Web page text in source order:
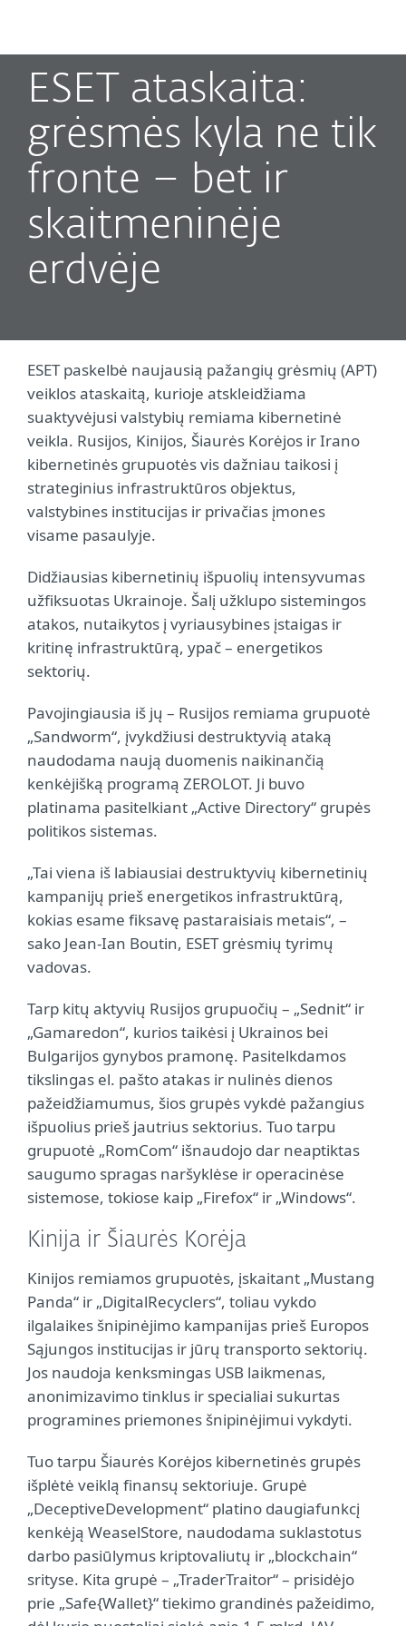
ESET ataskaita:
grėsmės kyla ne tik
fronte – bet ir
skaitmeninėje
erdvėje
ESET paskelbė naujausią pažangių grėsmių (APT)
veiklos ataskaitą, kurioje atskleidžiama
suaktyvėjusi valstybių remiama kibernetinė
veikla. Rusijos, Kinijos, Šiaurės Korėjos ir Irano
kibernetinės grupuotės vis dažniau taikosi į
strateginius infrastruktūros objektus,
valstybines institucijas ir privačias įmones
visame pasaulyje.
Didžiausias kibernetinių išpuolių intensyvumas
užfiksuotas Ukrainoje. Šalį užklupo sistemingos
atakos, nutaikytos į vyriausybines įstaigas ir
kritinę infrastruktūrą, ypač – energetikos
sektorių.
Pavojingiausia iš jų – Rusijos remiama grupuotė
„Sandworm“, įvykdžiusi destruktyvią ataką
naudodama naują duomenis naikinančią
kenkėjišką programą ZEROLOT. Ji buvo
platinama pasitelkiant „Active Directory“ grupės
politikos sistemas.
„Tai viena iš labiausiai destruktyvių kibernetinių
kampanijų prieš energetikos infrastruktūrą,
kokias esame fiksavę pastaraisiais metais“, –
sako Jean-Ian Boutin, ESET grėsmių tyrimų
vadovas.
Tarp kitų aktyvių Rusijos grupuočių – „Sednit“ ir
„Gamaredon“, kurios taikėsi į Ukrainos bei
Bulgarijos gynybos pramonę. Pasitelkdamos
tikslingas el. pašto atakas ir nulinės dienos
pažeidžiamumus, šios grupės vykdė pažangius
išpuolius prieš jautrius sektorius. Tuo tarpu
grupuotė „RomCom“ išnaudojo dar neaptiktas
saugumo spragas naršyklėse ir operacinėse
sistemose, tokiose kaip „Firefox“ ir „Windows“.
Kinija ir Šiaurės Korėja
Kinijos remiamos grupuotės, įskaitant „Mustang
Panda“ ir „DigitalRecyclers“, toliau vykdo
ilgalaikes šnipinėjimo kampanijas prieš Europos
Sąjungos institucijas ir jūrų transporto sektorių.
Jos naudoja kenksmingas USB laikmenas,
anonimizavimo tinklus ir specialiai sukurtas
programines priemones šnipinėjimui vykdyti.
Tuo tarpu Šiaurės Korėjos kibernetinės grupės
išplėtė veiklą finansų sektoriuje. Grupė
„DeceptiveDevelopment“ platino daugiafunkcį
kenkėją WeaselStore, naudodama suklastotus
darbo pasiūlymus kriptovaliutų ir „blockchain“
srityse. Kita grupė – „TraderTraitor“ – prisidėjo
prie „Safe{Wallet}“ tiekimo grandinės pažeidimo,